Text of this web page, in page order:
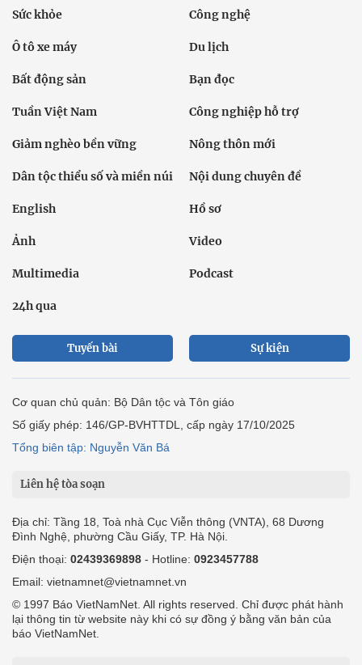
Sức khỏe Công nghệ
Ô tô xe máy Du lịch
Bất động sản Bạn đọc
Tuần Việt Nam Công nghiệp hỗ trợ
Giảm nghèo bền vững Nông thôn mới
Dân tộc thiểu số và miền núi Nội dung chuyên đề
English Hồ sơ
Ảnh Video
Multimedia Podcast
24h qua
Tuyến bài Sự kiện
Cơ quan chủ quản: Bộ Dân tộc và Tôn giáo
Số giấy phép: 146/GP-BVHTTDL, cấp ngày 17/10/2025
Tổng biên tập: Nguyễn Văn Bá
Liên hệ tòa soạn
Địa chỉ: Tầng 18, Toà nhà Cục Viễn thông (VNTA), 68 Dương
Đình Nghệ, phường Cầu Giấy, TP. Hà Nội.
Điện thoại: 02439369898 - Hotline: 0923457788
Email: vietnamnet@vietnamnet.vn
© 1997 Báo VietNamNet. All rights reserved. Chỉ được phát hành
lại thông tin từ website này khi có sự đồng ý bằng văn bản của
báo VietNamNet.